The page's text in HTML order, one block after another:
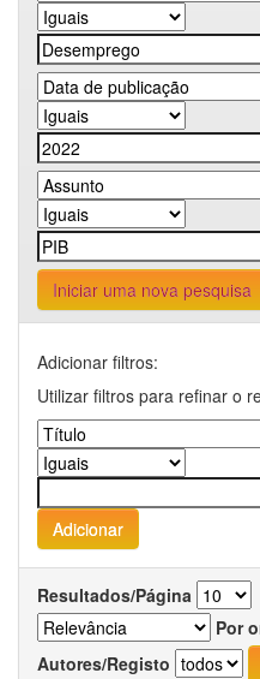
Iniciar uma nova pesquisa
Adicionar filtros:
Utilizar filtros para refinar o
Resultados/Página
Por
Autores/Registo